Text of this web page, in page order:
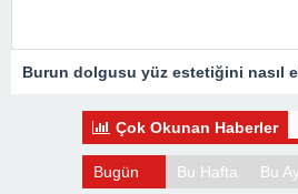
Burun dolgusu yüz estetiğini nasıl
Çok Okunan Haberler
Bugün Bu Hafta Bu